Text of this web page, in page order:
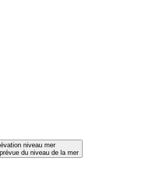
niveau mer
du niveau de la mer